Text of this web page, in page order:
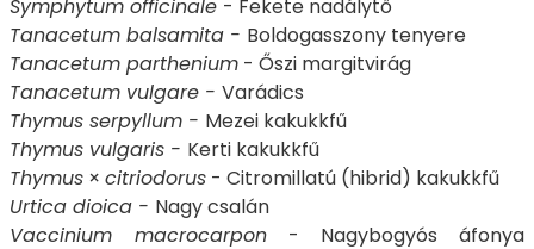
Symphytum officinale - Fekete nadálytő
Tanacetum balsamita - Boldogasszony tenyere
Tanacetum parthenium - Őszi margitvirág
Tanacetum vulgare - Varádics
Thymus serpyllum - Mezei kakukkfű
Thymus vulgaris - Kerti kakukkfű
Thymus × citriodorus - Citromillatú (hibrid) kakukkfű
Urtica dioica - Nagy csalán
Vaccinium macrocarpon - Nagybogyós áfonya